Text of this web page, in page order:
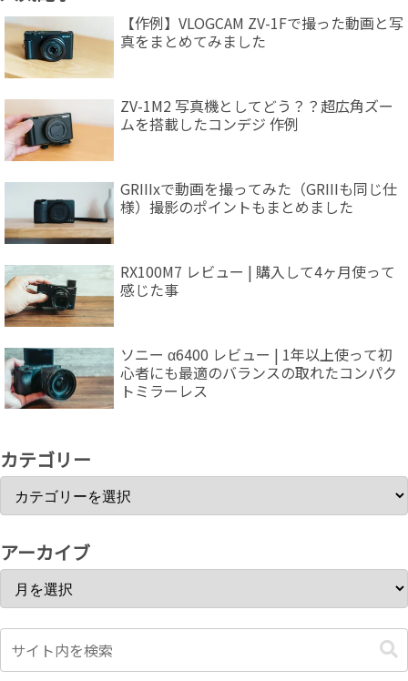
【作例】VLOGCAM ZV-1Fで撮った動画と写
真をまとめてみました
ZV-1M2 写真機としてどう？？超広角ズー
ムを搭載したコンデジ 作例
GRIIIxで動画を撮ってみた（GRIIIも同じ仕
様）撮影のポイントもまとめました
RX100M7 レビュー | 購入して4ヶ月使って
感じた事
ソニー α6400 レビュー | 1年以上使って初
心者にも最適のバランスの取れたコンパク
トミラーレス
カテゴリー
アーカイブ